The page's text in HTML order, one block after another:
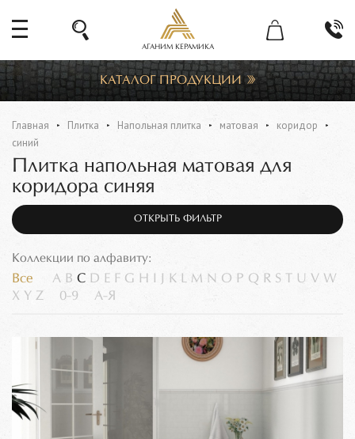
АГАНИМ КЕРАМИКА
КАТАЛОГ ПРОДУКЦИИ
Главная Плитка Напольная плитка матовая
коридор
синий
Плитка напольная матовая для
коридора синяя
ОТКРЫТЬ ФИЛЬТР
Коллекции по алфавиту:
Все A B C D E F G H K L M N O P Q R S U V W
X Y Z 0-9 А-Я